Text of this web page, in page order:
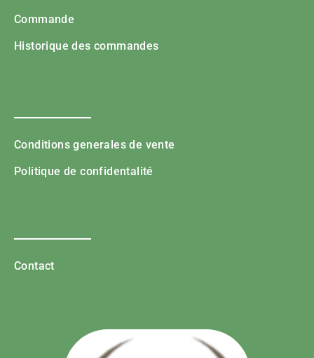
Commande
Historique des commandes
Conditions generales de vente
Politique de confidentalité
Contact